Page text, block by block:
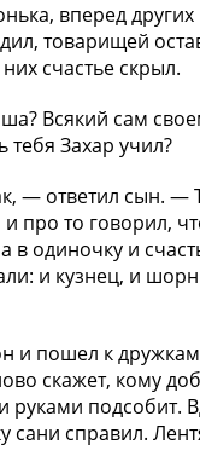
вперед других
товарищей
счастье скрыл.
Всякий сам
тебя Захар учил?
— ответил сын. —
и про то говорил,
в одиночку и
и кузнец, и
и пошел к
скажет, кому
руками подсобит.
сани справил.